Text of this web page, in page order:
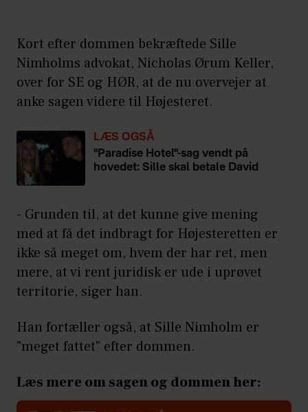
Kort efter dommen bekræftede Sille
Nimholms advokat, Nicholas Ørum Keller,
over for SE og HØR, at de nu overvejer at
anke sagen videre til Højesteret.
LÆS OGSÅ
"Paradise Hotel"-sag vendt på
hovedet: Sille skal betale David
- Grunden til, at det kunne give mening
med at få det indbragt for Højesteretten er
ikke så meget om, hvem der har ret, men
mere, at vi rent juridisk er ude i uprøvet
territorie, siger han.
Han fortæller også, at Sille Nimholm er
"meget fattet" efter dommen.
Læs mere om sagen og dommen her: